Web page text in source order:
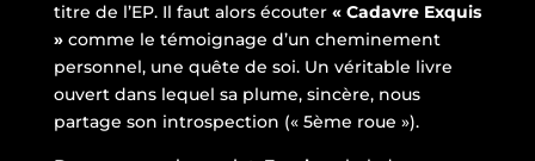
titre de l’EP. Il faut alors écouter « Cadavre Exquis
»comme le témoignage d’un cheminement
personnel, une quête de soi. Un véritable livre
ouvert dans lequel sa plume, sincère, nous
partage son introspection (« 5ème roue »).